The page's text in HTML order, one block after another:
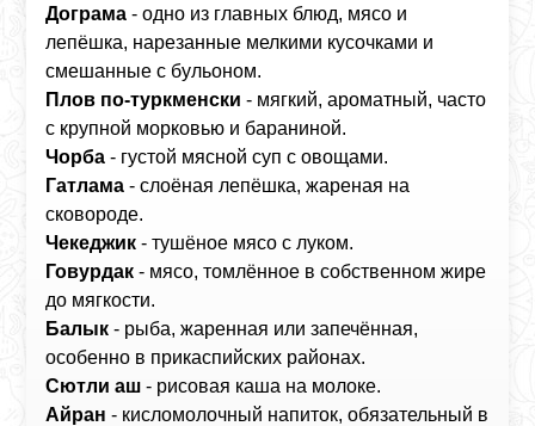
Дограма - одно из главных блюд, мясо и
лепёшка, нарезанные мелкими кусочками и
смешанные с бульоном.
Плов по‑туркменски - мягкий, ароматный, часто
с крупной морковью и бараниной.
Чорба - густой мясной суп с овощами.
Гатлама - слоёная лепёшка, жареная на
сковороде.
Чекеджик - тушёное мясо с луком.
Говурдак - мясо, томлённое в собственном жире
до мягкости.
Балык - рыба, жаренная или запечённая,
особенно в прикаспийских районах.
Сютли аш - рисовая каша на молоке.
Айран - кисломолочный напиток, обязательный в